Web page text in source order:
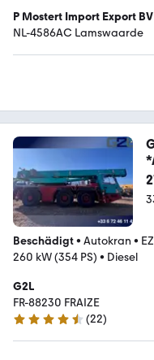
P Mostert Import Export BV
NL-4586AC Lamswaarde
Beschädigt• Autokran •
260 kW (354 PS) • Diesel
G2L
FR-88230 FRAIZE
4.5 Sterne
(22)